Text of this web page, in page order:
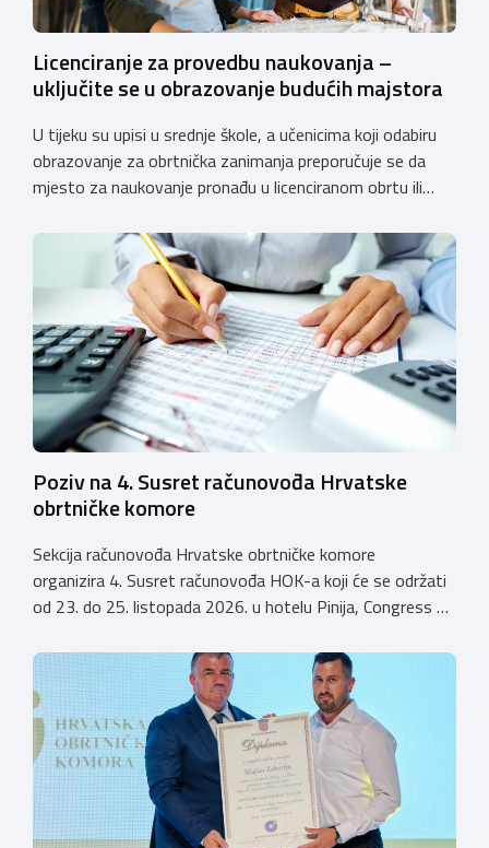
Licenciranje za provedbu naukovanja –
uključite se u obrazovanje budućih majstora
U tijeku su upisi u srednje škole, a učenicima koji odabiru
obrazovanje za obrtnička zanimanja preporučuje se da
mjesto za naukovanje pronađu u licenciranom obrtu ili
koji još nemaju licenciju da pokrenu postupak
licenciranja kako bi budućim učenicima omogućili
kvalitetno i sigurno stjecanje praktičnih znanja, a
istodobno ulagali u razvoj […]
Poziv na 4. Susret računovođa Hrvatske
obrtničke komore
Sekcija računovođa Hrvatske obrtničke komore
organizira 4. Susret računovođa HOK-a koji će se održati
od 23. do 25. listopada 2026. u hotelu Pinija, Congress &
otvoren u petak, 23. listopada 2026. u
poslijepodnevnim, uz uvodno predavanje i pozdrav
domaćina. Tijekom subote, 24. listopada, održavat će se
predavanja, interaktivne radionice te okrugli stolovi na
aktualne teme. […]